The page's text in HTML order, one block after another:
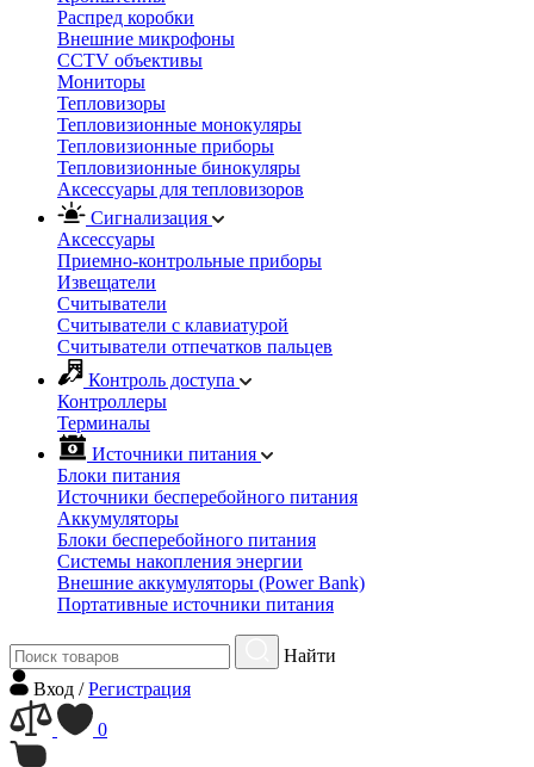
Распред коробки
Внешние микрофоны
CCTV объективы
Мониторы
Тепловизоры
Тепловизионные монокуляры
Тепловизионные приборы
Тепловизионные бинокуляры
Аксессуары для тепловизоров
Сигнализация
Аксессуары
Приемно-контрольные приборы
Извещатели
Считыватели
Cчитыватели с клавиатурой
Cчитыватели отпечатков пальцев
Контроль доступа
Контроллеры
Терминалы
Источники питания
Блоки питания
Источники бесперебойного питания
Аккумуляторы
Блоки бесперебойного питания
Системы накопления энергии
Внешние аккумуляторы (Power Bank)
Портативные источники питания
Найти
Вход /Регистрация
0